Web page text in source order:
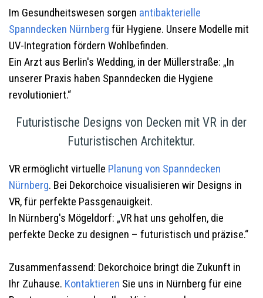
Im Gesundheitswesen sorgen antibakterielle
Spanndecken Nürnberg für Hygiene. Unsere Modelle mit
UV-Integration fördern Wohlbefinden.
Ein Arzt aus Berlin's Wedding, in der Müllerstraße: „In
unserer Praxis haben Spanndecken die Hygiene
revolutioniert.“
Futuristische Designs von Decken mit VR in der
Futuristischen Architektur.
VR ermöglicht virtuelle Planung von Spanndecken
Nürnberg. Bei Dekorchoice visualisieren wir Designs in
VR, für perfekte Passgenauigkeit.
In Nürnberg's Mögeldorf: „VR hat uns geholfen, die
perfekte Decke zu designen – futuristisch und präzise.“
Zusammenfassend: Dekorchoice bringt die Zukunft in
Ihr Zuhause. Kontaktieren Sie uns in Nürnberg für eine